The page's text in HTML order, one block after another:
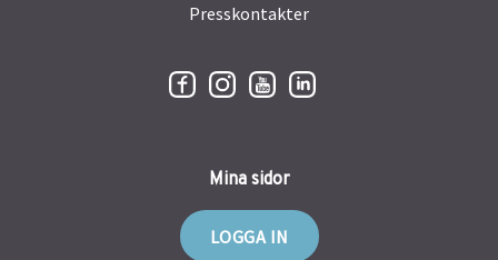
Presskontakter
Mina sidor
LOGGA IN